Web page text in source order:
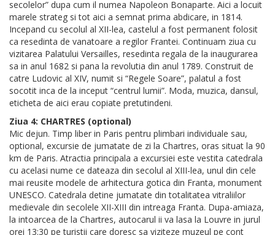
secolelor” dupa cum il numea Napoleon Bonaparte. Aici a locuit
marele strateg si tot aici a semnat prima abdicare, in 1814.
Incepand cu secolul al XII-lea, castelul a fost permanent folosit
ca resedinta de vanatoare a regilor Frantei. Continuam ziua cu
vizitarea Palatului Versailles, resedinta regala de la inaugurarea
sa in anul 1682 si pana la revolutia din anul 1789. Construit de
catre Ludovic al XIV, numit si “Regele Soare”, palatul a fost
socotit inca de la inceput “centrul lumii”. Moda, muzica, dansul,
eticheta de aici erau copiate pretutindeni.
Ziua 4: CHARTRES (optional)
Mic dejun. Timp liber in Paris pentru plimbari individuale sau,
optional, excursie de jumatate de zi la Chartres, oras situat la 90
km de Paris. Atractia principala a excursiei este vestita catedrala
cu acelasi nume ce dateaza din secolul al XIII-lea, unul din cele
mai reusite modele de arhitectura gotica din Franta, monument
UNESCO. Catedrala detine jumatate din totalitatea vitraliilor
medievale din secolele XII-XIII din intreaga Franta. Dupa-amiaza,
la intoarcea de la Chartres, autocarul ii va lasa la Louvre in jurul
orei 13:30 pe turistii care doresc sa viziteze muzeul pe cont